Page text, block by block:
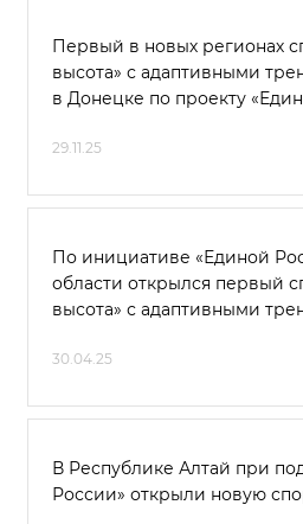
Первый в новых регионах
высота» с адаптивными
в Донецке по проекту
29.11.25
По инициативе «Единой
области открылся первый
высота» с адаптивными
30.04.25
В Республике Алтай при
России» открыли новую